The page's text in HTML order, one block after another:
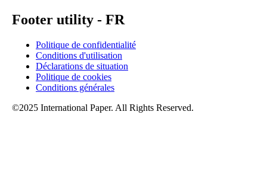
Footer utility - FR
Politique de confidentialité
Conditions d'utilisation
Déclarations de situation
Politique de cookies
Conditions générales
©2025 International Paper. All Rights Reserved.